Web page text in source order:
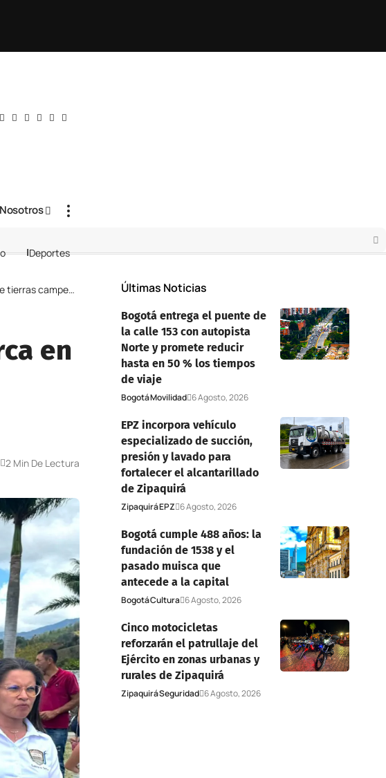
Nosotros
Deportes
campesinas
en
2 Min De Lectura
Últimas Noticias
Bogotá entrega el puente de
la calle 153 con autopista
Norte y promete reducir
hasta en 50 % los tiempos
de viaje
BogotáMovilidad 6 Agosto, 2026
EPZ incorpora vehículo
especializado de succión,
presión y lavado para
fortalecer el alcantarillado
de Zipaquirá
ZipaquiráEPZ 6 Agosto, 2026
Bogotá cumple 488 años: la
fundación de 1538 y el
pasado muisca que
antecede a la capital
BogotáCultura 6 Agosto, 2026
Cinco motocicletas
reforzarán el patrullaje del
Ejército en zonas urbanas y
rurales de Zipaquirá
ZipaquiráSeguridad 6 Agosto, 2026